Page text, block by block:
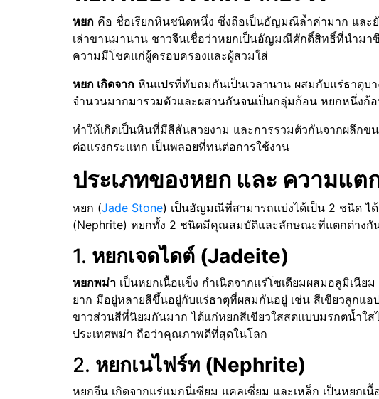
หยก คือ ชื่อเรียกหินชนิดหนึ่ง ซึ่งถือเป็นอัญมณีล้ำค่ามาก และ
เล่าขานมานาน ชาวจีนเชื่อว่าหยกเป็นอัญมณีศักดิ์สิทธิ์ที่นำมา
ความมีโชคแก่ผู้ครอบครองและผู้สวมใส่
หยก เกิดจาก หินแปรที่ทับถมกันเป็นเวลานาน ผสมกับแร่ธาตุบ
จำนวนมากมารวมตัวและผสานกันจนเป็นกลุ่มก้อน หยกหนึ่งก้
ทำให้เกิดเป็นหินที่มีสีสันสวยงาม และการรวมตัวกันจากผลึก
ต่อแรงกระแทก เป็นพลอยที่ทนต่อการใช้งาน
ประเภทของหยก และ ความแต
หยก (Jade Stone) เป็นอัญมณีที่สามารถแบ่งได้เป็น 2 ชนิด ไ
(Nephrite) หยกทั้ง 2 ชนิดมีคุณสมบัติและลักษณะที่แตกต่างกั
1. หยกเจดไดต์ (Jadeite)
หยกพม่า เป็นหยกเนื้อแข็ง กำเนิดจากแร่โซเดียมผสมอลูมิเนีย
ยาก มีอยู่หลายสีขึ้นอยู่กับแร่ธาตุที่ผสมกันอยู่ เช่น สีเขียวลูกแอ
ขาวส่วนสีที่นิยมกันมาก ได้แก่หยกสีเขียวใสสดแบบมรกตน้ำใ
ประเทศพม่า ถือว่าคุณภาพดีที่สุดในโลก
2. หยกเนไฟร์ท (Nephrite)
หยกจีน เกิดจากแร่แมกนี่เซียม แคลเซี่ยม และเหล็ก เป็นหยก